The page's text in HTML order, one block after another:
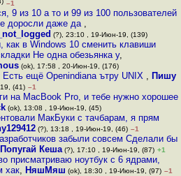
–1
9 из 10 а то и 99 из 100 пользователей
доросли даже да ,
(?), 23:10 , 19-Июн-19, (139)
как в Windows 10 сменить клавиши
Не одна обезьянка у,
(ok), 17:58 , 20-Июн-19, (176)
Есть ещё Openindiana ътру UNIX , Пишу
(41) –1
на MacBook Pro, и тебе нужно хорошее
(ok), 13:08 , 19-Июн-19, (45)
МакБуки с тачбарам, я прям
(?), 13:18 , 19-Июн-19, (46) –1
забыли совсем Сделали бы
Попугай Кеша(?), 17:10 , 19-Июн-19, (87) +1
присматриваю ноутбук с 6 ядрами,
хак, НяшМяш (ok), 18:30 , 19-Июн-19, (97) –1